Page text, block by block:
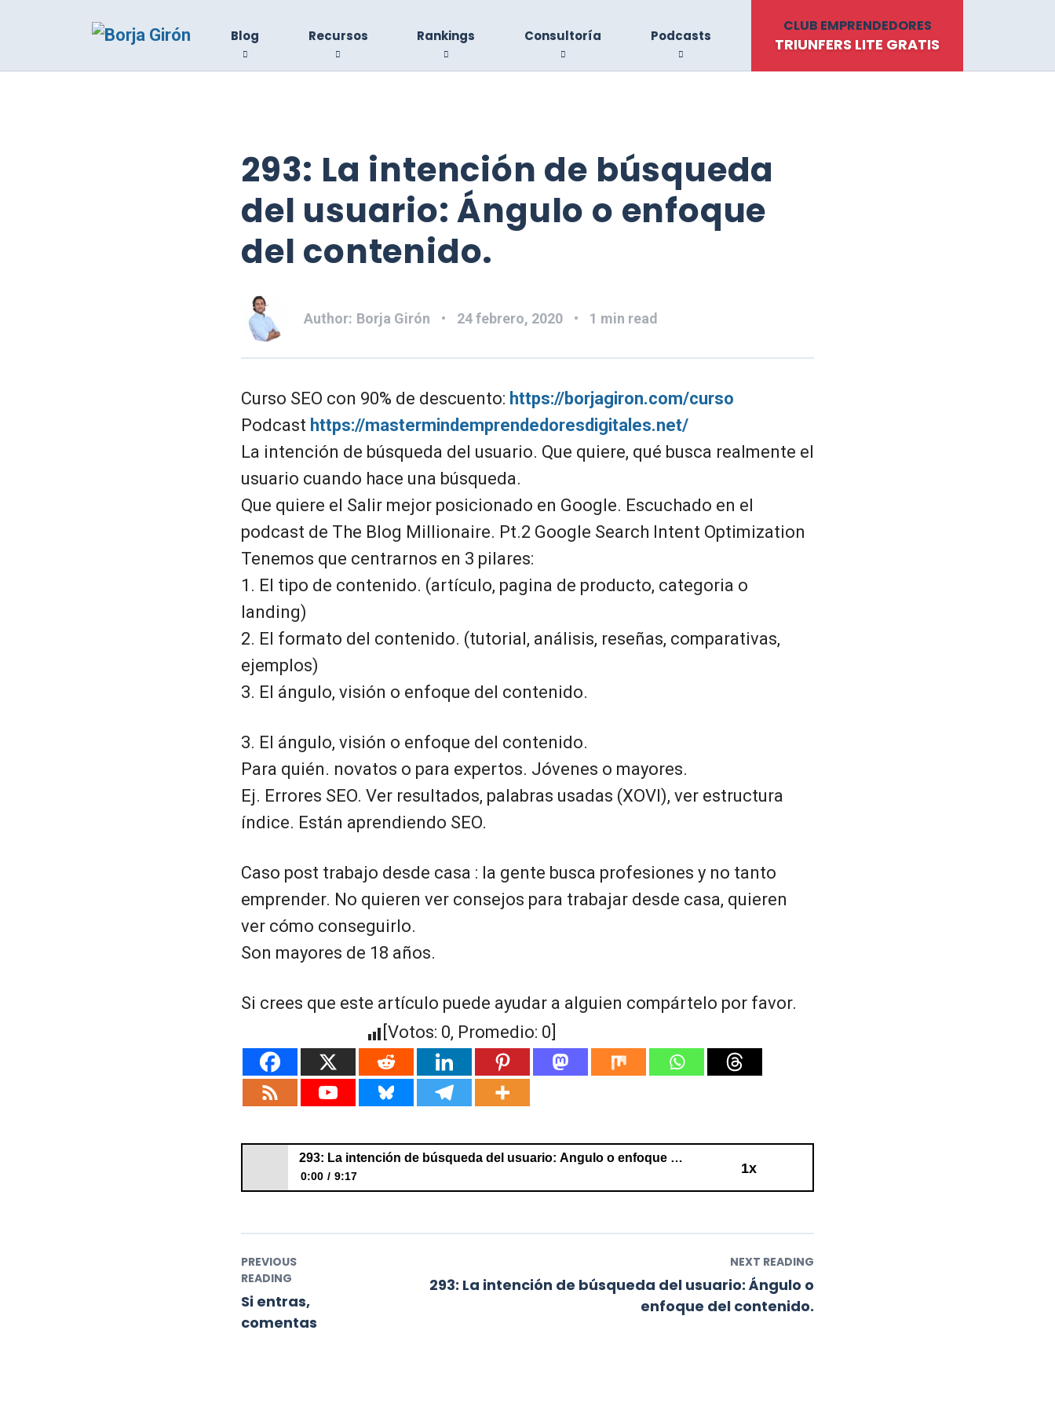
Blog Recursos Rankings Consultoría Podcasts
CLUB EMPRENDEDORES
TRIUNFERS LITE GRATIS
293: La intención de búsqueda
del usuario: Ángulo o enfoque
del contenido.
Author: Borja Girón 24 febrero, 2020 1 min read
Curso SEO con 90% de descuento: https://borjagiron.com/curso
Podcast https://mastermindemprendedoresdigitales.net/
La intención de búsqueda del usuario. Que quiere, qué busca realmente el
usuario cuando hace una búsqueda.
Que quiere el Salir mejor posicionado en Google. Escuchado en el
podcast de The Blog Millionaire. Pt.2 Google Search Intent Optimization
Tenemos que centrarnos en 3 pilares:
1. El tipo de contenido. (artículo, pagina de producto, categoria o
landing)
2. El formato del contenido. (tutorial, análisis, reseñas, comparativas,
ejemplos)
3. El ángulo, visión o enfoque del contenido.
3. El ángulo, visión o enfoque del contenido.
Para quién. novatos o para expertos. Jóvenes o mayores.
Ej. Errores SEO. Ver resultados, palabras usadas (XOVI), ver estructura
índice. Están aprendiendo SEO.
Caso post trabajo desde casa : la gente busca profesiones y no tanto
emprender. No quieren ver consejos para trabajar desde casa, quieren
ver cómo conseguirlo.
Son mayores de 18 años.
Si crees que este artículo puede ayudar a alguien compártelo por favor.
[Votos: 0, Promedio: 0
1x
293: La intención de búsqueda del usuario: Ángulo o enfoque del contenido.
0:00 9:17
PREVIOUS
READING
Si entras,
comentas
NEXT READING
293: La intención de búsqueda del usuario: Ángulo o
enfoque del contenido.